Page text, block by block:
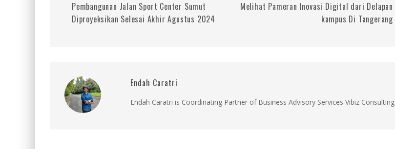
Pembangunan Jalan Sport Center Sumut
Diproyeksikan Selesai Akhir Agustus 2024
Melihat Pameran Inovasi Digital dari Delapan
kampus Di Tangerang
Endah Caratri
Endah Caratri is Coordinating Partner of Business Advisory Services Vibiz Consulting